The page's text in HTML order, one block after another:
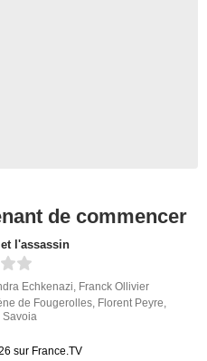
de commencer
l'assassin
Echkenazi, Franck Ollivier
de Fougerolles, Florent Peyre,
Savoia
sur France.TV